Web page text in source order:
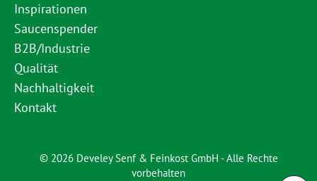
Inspirationen
Saucenspender
B2B/Industrie
Qualität
Nachhaltigkeit
Kontakt
© 2026 Develey Senf & Feinkost GmbH - Alle Rechte
vorbehalten